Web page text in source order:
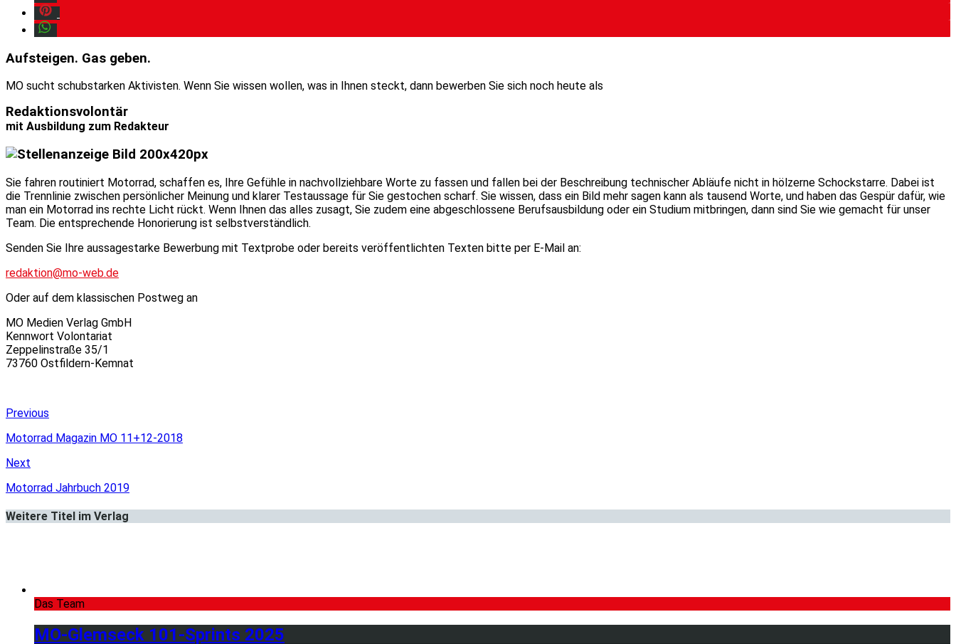
Aufsteigen. Gas geben.
MO sucht schubstarken Aktivisten. Wenn Sie wissen wollen, was in Ihnen steckt, dann bewerben Sie sich noch heute als
Redaktionsvolontär
mit Ausbildung zum Redakteur
Sie fahren routiniert Motorrad, schaffen es, Ihre Gefühle in nachvollziehbare Worte zu fassen und fallen bei der Beschreibung technischer Abläufe nicht in hölzerne Schockstarre. Dabei ist
die Trennlinie zwischen persönlicher Meinung und klarer Testaussage für Sie gestochen scharf. Sie wissen, dass ein Bild mehr sagen kann als tausend Worte, und haben das Gespür dafür, wie
man ein Motorrad ins rechte Licht rückt. Wenn Ihnen das alles zusagt, Sie zudem eine abgeschlossene Berufs­ausbildung oder ein Studium mitbringen, dann sind Sie wie gemacht für unser
Team. Die entsprechende Honorierung ist selbstverständlich.
Senden Sie Ihre aussagestarke Bewerbung mit Textprobe oder bereits veröffentlichten Texten bitte per E-Mail an:
redaktion@mo-web.de
Oder auf dem klassischen Postweg an
MO Medien Verlag GmbH
Kennwort Volontariat
Zeppelinstraße 35/1
73760 Ostfildern-Kemnat
Previous
Motorrad Magazin MO 11+12-2018
Next
Motorrad Jahrbuch 2019
Weitere Titel im Verlag
Das Team
MO-Glemseck 101-Sprints 2025